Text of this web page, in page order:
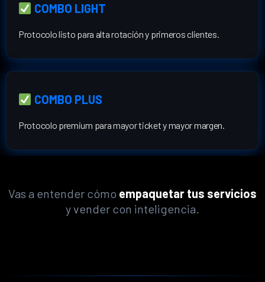
COMBO LIGHT
Protocolo listo para alta rotación y primeros clientes.
COMBO PLUS
Protocolo premium para mayor ticket y mayor margen.
Vas a entender cómo empaquetar tus servicios
y vender con inteligencia.